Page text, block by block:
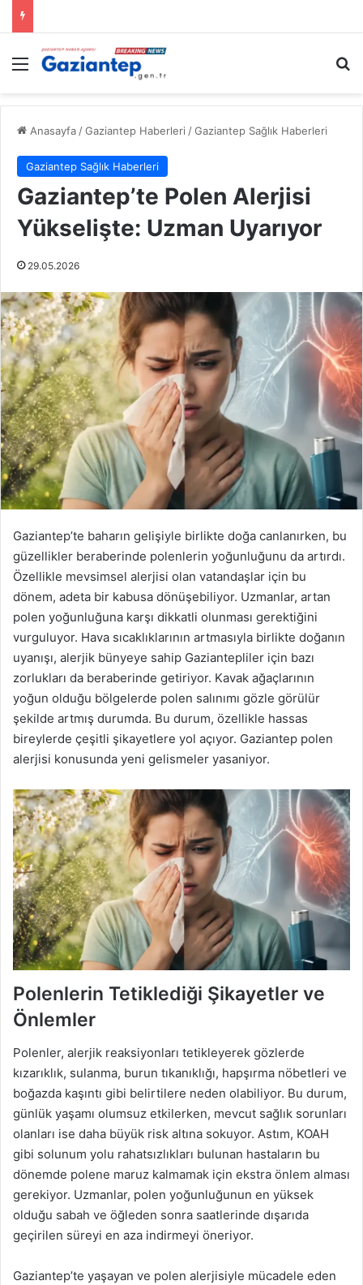
Menü
Anasayfa /Gaziantep Haberleri /Gaziantep Sağlık Haberleri
Gaziantep Sağlık Haberleri
Gaziantep’te Polen Alerjisi
Yükselişte: Uzman Uyarıyor
29.05.2026
Gaziantep’te baharın gelişiyle birlikte doğa canlanırken, bu
güzellikler beraberinde polenlerin yoğunluğunu da artırdı.
Özellikle mevsimsel alerjisi olan vatandaşlar için bu
dönem, adeta bir kabusa dönüşebiliyor. Uzmanlar, artan
polen yoğunluğuna karşı dikkatli olunması gerektiğini
vurguluyor. Hava sıcaklıklarının artmasıyla birlikte doğanın
uyanışı, alerjik bünyeye sahip Gaziantepliler için bazı
zorlukları da beraberinde getiriyor. Kavak ağaçlarının
yoğun olduğu bölgelerde polen salınımı gözle görülür
şekilde artmış durumda. Bu durum, özellikle hassas
bireylerde çeşitli şikayetlere yol açıyor. Gaziantep polen
alerjisi konusunda yeni gelismeler yasaniyor.
Polenlerin Tetiklediği Şikayetler ve
Önlemler
Polenler, alerjik reaksiyonları tetikleyerek gözlerde
kızarıklık, sulanma, burun tıkanıklığı, hapşırma nöbetleri ve
boğazda kaşıntı gibi belirtilere neden olabiliyor. Bu durum,
günlük yaşamı olumsuz etkilerken, mevcut sağlık sorunları
olanları ise daha büyük risk altına sokuyor. Astım, KOAH
gibi solunum yolu rahatsızlıkları bulunan hastaların bu
dönemde polene maruz kalmamak için ekstra önlem alması
gerekiyor. Uzmanlar, polen yoğunluğunun en yüksek
olduğu sabah ve öğleden sonra saatlerinde dışarıda
geçirilen süreyi en aza indirmeyi öneriyor.
Gaziantep’te yaşayan ve polen alerjisiyle mücadele eden